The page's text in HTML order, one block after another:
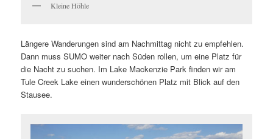
Kleine Höhle
Längere Wanderungen sind am Nachmittag nicht zu empfehlen.
Dann muss SUMO weiter nach Süden rollen, um eine Platz für
die Nacht zu suchen. Im Lake Mackenzie Park finden wir am
Tule Creek Lake einen wunderschönen Platz mit Blick auf den
Stausee.